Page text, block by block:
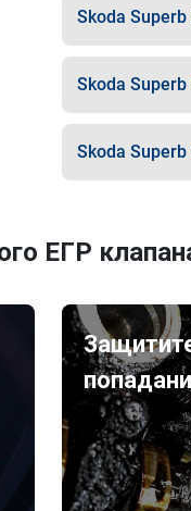
Skoda Superb
Skoda Superb
Skoda Superb
ЕГР